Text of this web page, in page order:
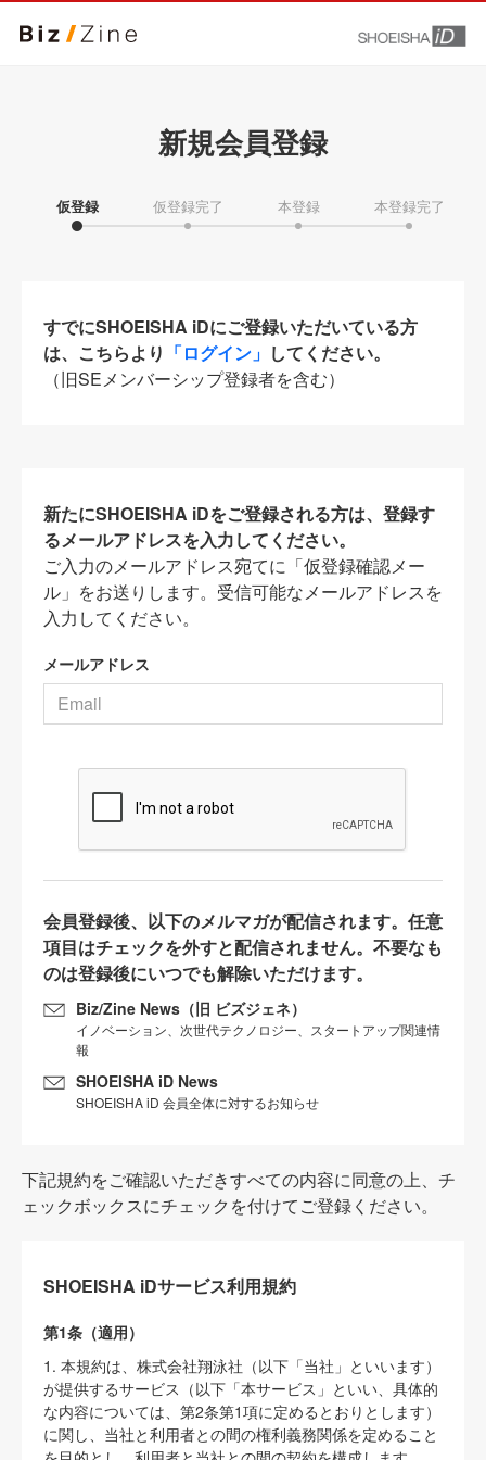
新規会員登録
仮登録 仮登録完了 本登録 本登録完了
すでにSHOEISHA iDにご登録いただいている方
は、こちらより 「ログイン」 してください。
（旧SEメンバーシップ登録者を含む）
新たにSHOEISHA iDをご登録される方は、登録す
るメールアドレスを入力してください。
ご入力のメールアドレス宛てに「仮登録確認メー
ル」をお送りします。受信可能なメールアドレスを
入力してください。
メールアドレス
会員登録後、以下のメルマガが配信されます。任意
項目はチェックを外すと配信されません。不要なも
のは登録後にいつでも解除いただけます。
Biz/Zine News（旧 ビズジェネ）
イノベーション、次世代テクノロジー、スタートアップ関連情
報
SHOEISHA iD News
SHOEISHA iD 会員全体に対するお知らせ
下記規約をご確認いただきすべての内容に同意の上、チ
ェックボックスにチェックを付けてご登録ください。
SHOEISHA iDサービス利用規約
第1条（適用）
1. 本規約は、株式会社翔泳社（以下「当社」といいます）
が提供するサービス（以下「本サービス」といい、具体的
な内容については、第2条第1項に定めるとおりとします）
に関し、当社と利用者との間の権利義務関係を定めること